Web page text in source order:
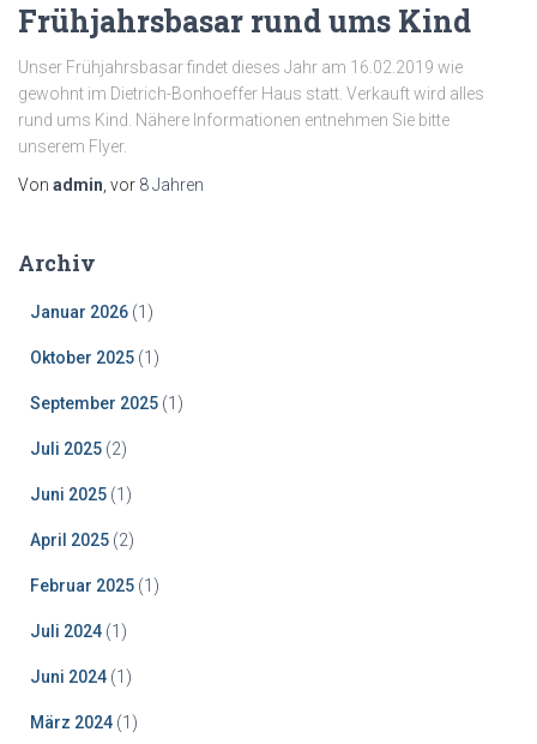
Frühjahrsbasar rund ums Kind
Unser Frühjahrsbasar findet dieses Jahr am 16.02.2019 wie
gewohnt im Dietrich-Bonhoeffer Haus statt. Verkauft wird alles
rund ums Kind. Nähere Informationen entnehmen Sie bitte
unserem Flyer.
Von admin , vor 8 Jahren
Archiv
Januar 2026 (1)
Oktober 2025 (1)
September 2025 (1)
Juli 2025 (2)
Juni 2025 (1)
April 2025 (2)
Februar 2025 (1)
Juli 2024 (1)
Juni 2024 (1)
März 2024 (1)